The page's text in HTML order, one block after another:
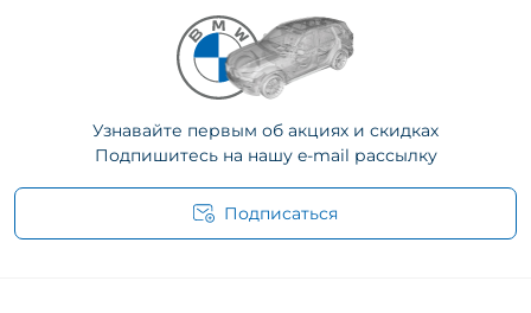
Узнавайте первым об акциях и скидках
Подпишитесь на нашу e-mail рассылку
Подписаться